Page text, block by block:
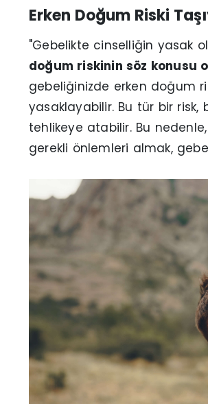
Erken Doğum Riski
"Gebelikte cinselliğin yasak
doğum riskinin söz konusu
gebeliğinizde erken doğum
yasaklayabilir. Bu tür bir risk,
tehlikeye atabilir. Bu
gerekli önlemleri almak,